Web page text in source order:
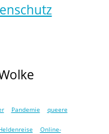
Pandemie queere
Online-